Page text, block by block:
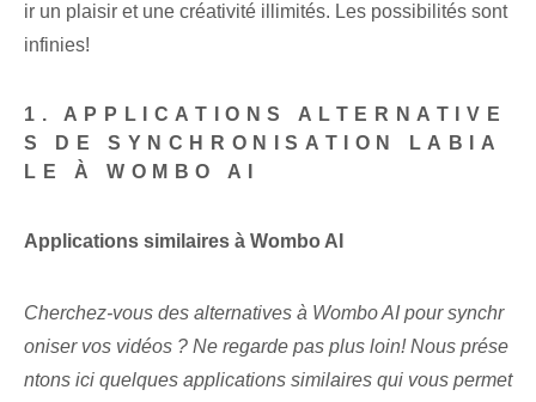
ir un plaisir et une créativité illimités. Les possibilités sont
infinies!
1. APPLICATIONS ALTERNATIVE
S DE SYNCHRONISATION LABIA
LE À WOMBO AI
Applications similaires à Wombo AI
Cherchez-vous des alternatives à Wombo AI pour synchr
oniser vos vidéos ? Ne regarde pas plus loin! Nous prése
ntons ici quelques applications similaires qui vous permet